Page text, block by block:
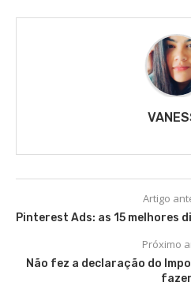
Artigo
Pinterest Ads: as 15 melhores
Próximo
Não fez a declaração do
fazer